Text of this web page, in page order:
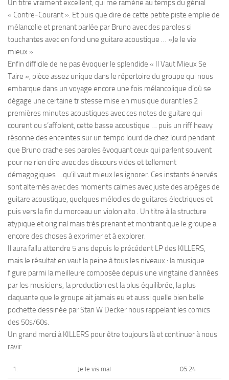
Un titre vraiment excellent, qui me ramène au temps du génial
« Contre-Courant ». Et puis que dire de cette petite piste emplie de
mélancolie et prenant parlée par Bruno avec des paroles si
touchantes avec en fond une guitare acoustique … »Je le vie
mieux ».
Enfin difficile de ne pas évoquer le splendide « Il Vaut Mieux Se
Taire », pièce assez unique dans le répertoire du groupe qui nous
embarque dans un voyage encore une fois mélancolique d’où se
dégage une certaine tristesse mise en musique durant les 2
premières minutes acoustiques avec ces notes de guitare qui
courent ou s’affolent, cette basse acoustique … puis un riff heavy
résonne des enceintes sur un tempo lourd de chez lourd pendant
que Bruno crache ses paroles évoquant ceux qui parlent souvent
pour ne rien dire avec des discours vides et tellement
démagogiques …qu’il vaut mieux les ignorer. Ces instants énervés
sont alternés avec des moments calmes avec juste des arpèges de
guitare acoustique, quelques mélodies de guitares électriques et
puis vers la fin du morceau un violon alto . Un titre à la structure
atypique et original mais très prenant et montrant que le groupe a
encore des choses à exprimer et à explorer.
Il aura fallu attendre 5 ans depuis le précédent LP des KILLERS,
mais le résultat en vaut la peine à tous les niveaux : la musique
figure parmi la meilleure composée depuis une vingtaine d’années
par les musiciens, la production est la plus équilibrée, la plus
claquante que le groupe ait jamais eu et aussi quelle bien belle
pochette dessinée parStan W Decker nous rappelant les comics
des 50s/60s.
Un grand merci à KILLERS pour être toujours là et continuer à nous
ravir.
1. Je le vis mal 05:24